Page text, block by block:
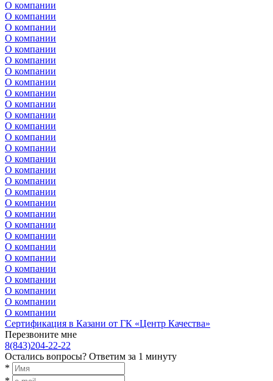
О компании
О компании
О компании
О компании
О компании
О компании
О компании
О компании
О компании
О компании
О компании
О компании
О компании
О компании
О компании
О компании
О компании
О компании
О компании
О компании
О компании
О компании
О компании
О компании
О компании
О компании
О компании
О компании
О компании
Сертификация в Казани от ГК «Центр Качества»
Перезвоните мне
8(843)204-22-22
Остались вопросы? Ответим за 1 минуту
*